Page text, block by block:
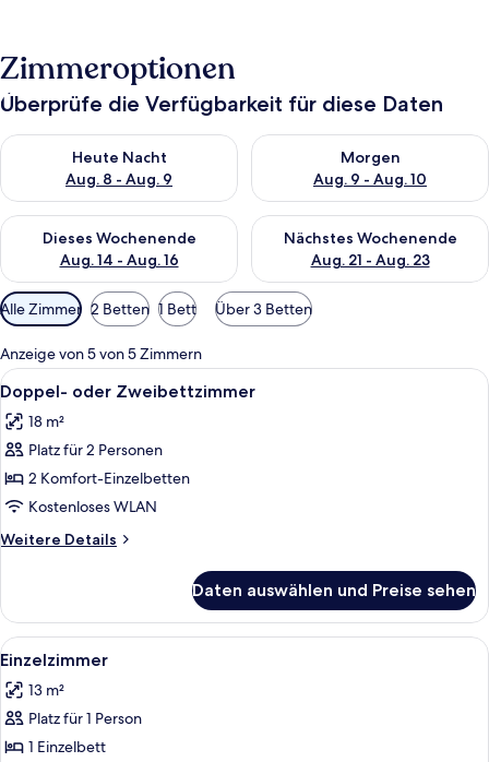
Zimmeroptionen
Überprüfe die Verfügbarkeit für diese Daten
Heute Nacht
Aug. 8 - Aug. 9
Überprüfe die Verfügbarkeit für heute Nacht, Aug. 8 - Aug. 9.
Morgen
Aug. 9 - Aug. 10
Überprüfe die Verfügbarkeit
Dieses Wochenende
Aug. 14 - Aug. 16
Überprüfe die Verfügbarkeit für dieses Wochenende, Aug. 14
Nächstes Wochenende
Aug. 21 - Aug. 23
Überprüfe die Verfügbarkeit
Verfügbare
Filter
für
Zimmer
Alle Zimmer 2 Betten 1 Bett Über 3 Betten
Anzeige von 5 von 5 Zimmern
Alle
Fotos
für
Doppel-
oder
Zweibettzimmer
anzeigen
Ein Hotelzimmer mit einem Bett,
9
Doppel- oder Zweibettzimmer
18 m²
Platz für 2 Personen
2 Komfort-Einzelbetten
Kostenloses WLAN
Weitere Details
Weitere
oder
Zweibettzimmer
Daten auswählen und Preise sehen
Alle
Fotos
für
Einzelzimmer
anzeigen
Ein Hotelzimmer mit einem Bett,
9
Einzelzimmer
13 m²
Platz für 1 Person
1 Einzelbett